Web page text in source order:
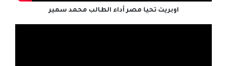
اوبريت تحيا مصر أداء الطالب محمد سمير